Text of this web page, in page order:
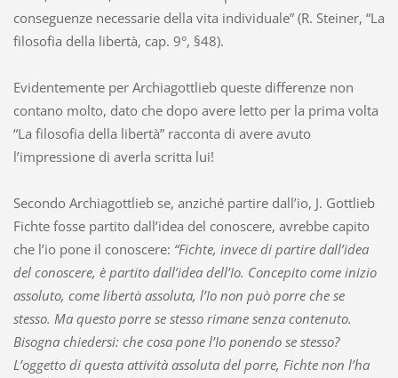
conseguenze necessarie della vita individuale” (R. Steiner, “La
filosofia della libertà, cap. 9°, §48).
Evidentemente per Archiagottlieb queste differenze non
contano molto, dato che dopo avere letto per la prima volta
“La filosofia della libertà” racconta di avere avuto
l’impressione di averla scritta lui!
Secondo Archiagottlieb se, anziché partire dall’io, J. Gottlieb
Fichte fosse partito dall’idea del conoscere, avrebbe capito
che l’io pone il conoscere: “Fichte, invece di partire dall’idea
del conoscere, è partito dall’idea dell’Io. Concepito come inizio
assoluto, come libertà assoluta, l’Io non può porre che se
stesso. Ma questo porre se stesso rimane senza contenuto.
Bisogna chiedersi: che cosa pone l’Io ponendo se stesso?
L’oggetto di questa attività assoluta del porre, Fichte non l’ha